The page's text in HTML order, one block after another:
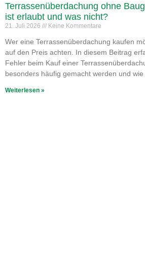
Terrassenüberdachung ohne
ist erlaubt und was nicht?
21. Juli 2026 Keine Kommentare
Wer eine Terrassenüberdachung kaufen
auf den Preis achten. In diesem Beitrag
Fehler beim Kauf einer
besonders häufig gemacht werden und wie
Weiterlesen »